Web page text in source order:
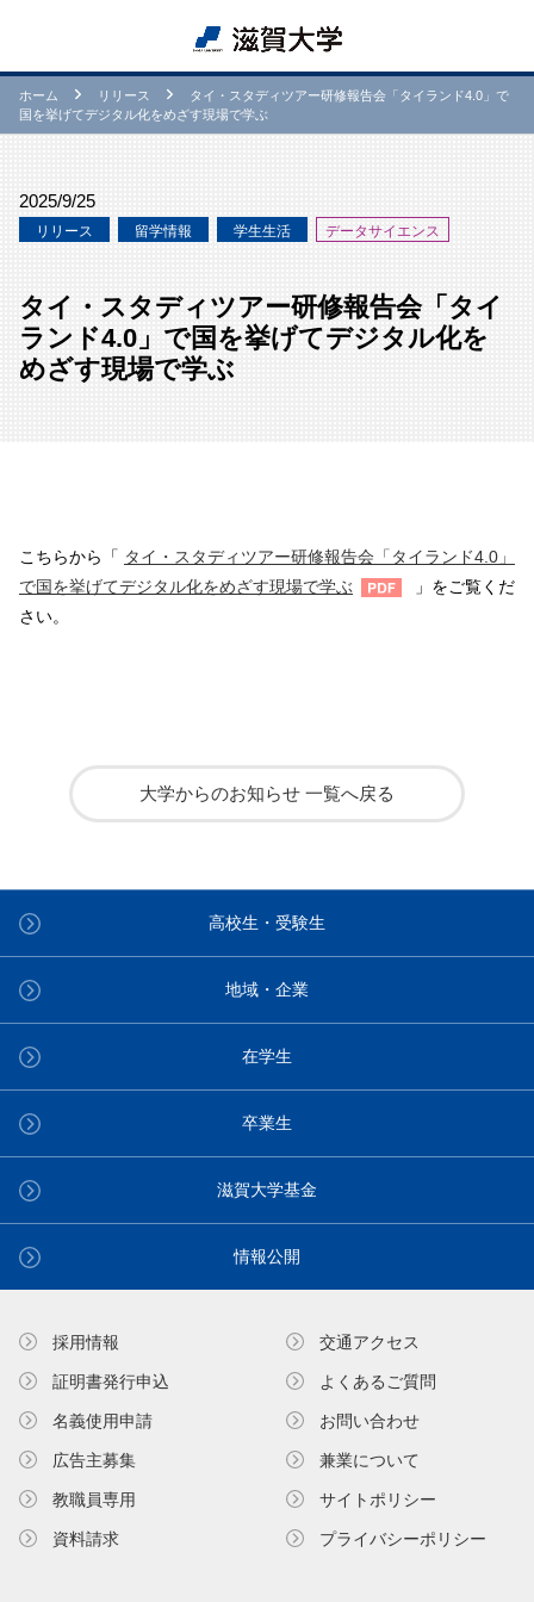
ホーム リリース
タイ・スタディツアー研修報告会「タイランド4.0」で
国を挙げてデジタル化をめざす現場で学ぶ
2025/9/25
リリース 留学情報 学⽣生活 データサイエンス
タイ・スタディツアー研修報告会「タイ
ランド4.0」で国を挙げてデジタル化を
めざす現場で学ぶ
こちらから「 タイ・スタディツアー研修報告会「タイランド4.0」
で国を挙げてデジタル化をめざす現場で学ぶ
」をご覧くだ
さい。
大学からのお知らせ 一覧へ戻る
高校生・受験生
地域・企業
在学生
卒業生
滋賀大学基金
情報公開
採用情報
証明書発⾏申込
名義使⽤申請
広告主募集
教職員専⽤
資料請求
交通アクセス
よくあるご質問
お問い合わせ
兼業について
サイトポリシー
プライバシーポリシー